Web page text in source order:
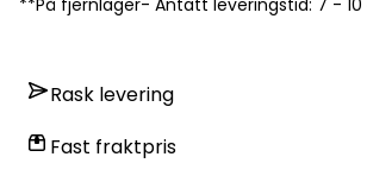
**På fjernlager- Antatt leveringstid: 7 -
Rask levering
Fast fraktpris